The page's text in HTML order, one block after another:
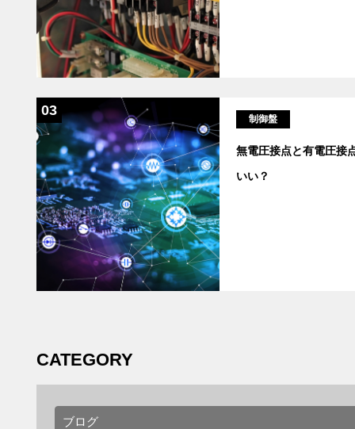
03
制御盤
無電圧接点と有電圧接
いい？
CATEGORY
ブログ